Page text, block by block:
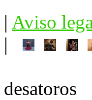
| Aviso
|
desatoros